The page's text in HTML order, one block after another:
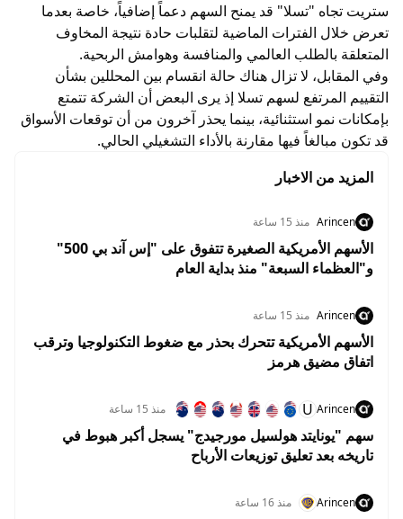
ستريت تجاه "تسلا" قد يمنح السهم دعماً إضافياً، خاصة بعدما
تعرض خلال الفترات الماضية لتقلبات حادة نتيجة المخاوف
المتعلقة بالطلب العالمي والمنافسة وهوامش الربحية.
وفي المقابل، لا تزال هناك حالة انقسام بين المحللين بشأن
التقييم المرتفع لسهم تسلا إذ يرى البعض أن الشركة تتمتع
بإمكانات نمو استثنائية، بينما يحذر آخرون من أن توقعات الأسواق
قد تكون مبالغاً فيها مقارنة بالأداء التشغيلي الحالي.
المزيد من الاخبار
Arincen منذ 15 ساعة
الأسهم الأمريكية الصغيرة تتفوق على "إس آند بي 500"
و"العظماء السبعة" منذ بداية العام
Arincen منذ 15 ساعة
الأسهم الأمريكية تتحرك بحذر مع ضغوط التكنولوجيا وترقب
اتفاق مضيق هرمز
Arincen
U منذ 15 ساعة
سهم "يونايتد هولسيل مورجيدج" يسجل أكبر هبوط في
تاريخه بعد تعليق توزيعات الأرباح
Arincen منذ 16 ساعة